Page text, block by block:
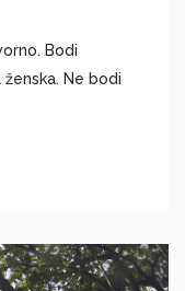
Bodi
Ne bodi